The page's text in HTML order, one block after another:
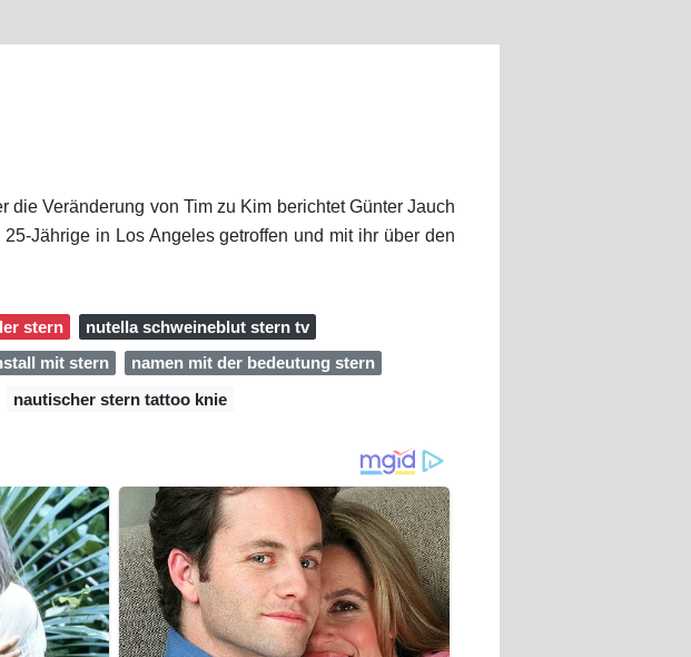
Veränderung von Tim zu Kim berichtet Günter Jauch
Jährige in Los Angeles getroffen und mit ihr über den
stern
nutella schweineblut stern tv
mit stern
namen mit der bedeutung stern
nautischer stern tattoo knie